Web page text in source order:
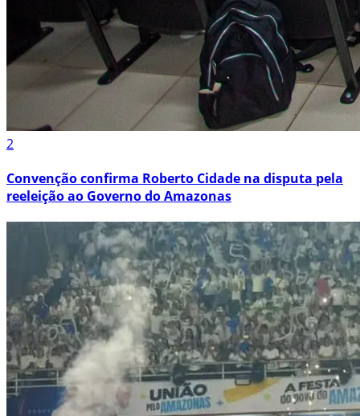
2
Convenção confirma Roberto Cidade na disputa pela
reeleição ao Governo do Amazonas